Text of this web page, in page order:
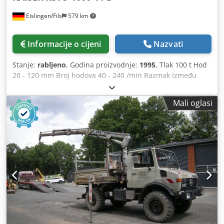
Eislingen/Fils 579 km
Informacije o cijeni Nazvati
Stanje: rabljeno, Godina proizvodnje: 1995, Tlak 100 t Hod
20 - 120 mm Broj hodova 40 - 240 /min Razmak između
stupova 1300 mm Ugradbena visina (hod + podešavanje
klipa gore) 670 mm Bočni prolaz između stupova 400 mm
Površina stola 1200 x 800 mm Prolazni otvor u stolu 900 x
200 mm Visina stola iznad poda 1150 mm Površina klipa
1130 x 650 mm Podešavanje klipa 80 mm Širina materijala
250 mm Debljina materijala 0,3 - 3,0 mm Presjek materijala
750 mm² Duljina pomaka 1 - 9999,9 mm Snaga pogona 22,0
kW Težina 16,0 t Prostor za postavljanje (ŠxDxV) 3,7 x 2,5 x
3,7 m Visina iznad poda 3,7 m Cedozrpvcepfx Af Reha sa
besprijekorno podesivim pogonom (PIV mjenjač),
pneumatska kombinacija spojke/kočnice (Ortlinghaus),
elektronički nadzor sile prešanja (dva kanala), automatsko
podešavanje hoda, motorizirano podešavanje klipa,
Mali oglasi